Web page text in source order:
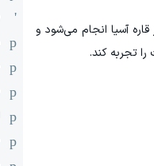
در عربستان برگزار خواهد شد. این رقابت‌ها با حضور ۲۴ تیم از سراسر قاره آسیا انجام می‌شود و